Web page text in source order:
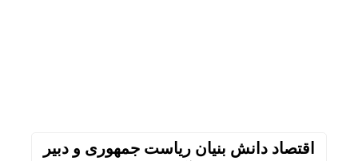
اقتصاد دانش بنیان ریاست جمهوری و دبیر